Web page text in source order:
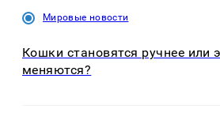
Мировые новости
Кошки становятся ручнее или
меняются?